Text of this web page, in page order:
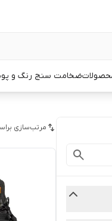
ضخامت سنج رنگ و
مرتب‌سازی